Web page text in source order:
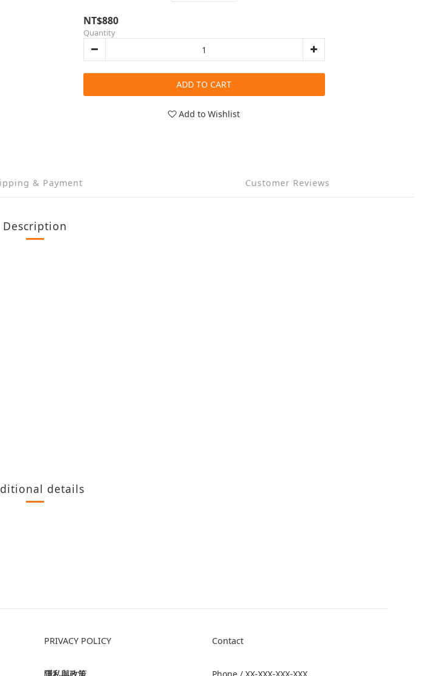
NT$880
Quantity
ADD TO CART
Add to Wishlist
& Payment Customer Reviews
Description
details
PRIVACY POLICY Contact